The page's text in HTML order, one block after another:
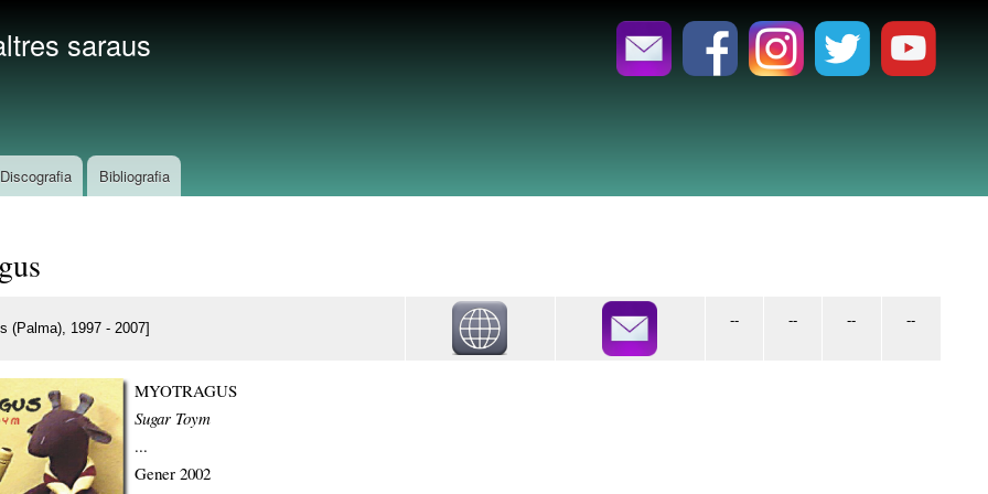
saraus
Discografia Bibliografia
(Palma), 1997 - 2007] -- -- -- --
MYOTRAGUS
Sugar Toym
...
Gener 2002